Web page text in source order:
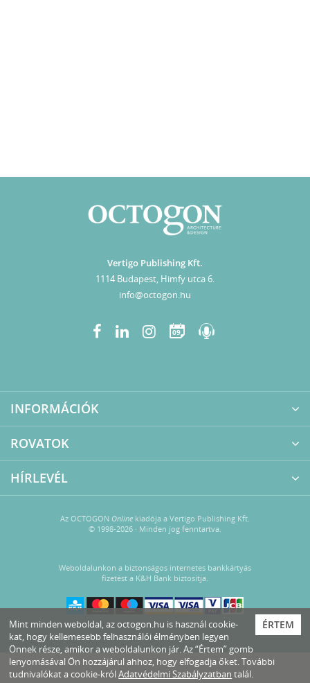
Vertigo Publishing Kft.
1114 Budapest, Himfy utca 6.
info@octogon.hu
09
INFORMÁCIÓK
ROVATOK
HÍRLEVÉL
Az OCTOGON Online kiadója a Vertigo Publishing Kft.
© 1998-2026 · Minden jog fenntartva.
Weboldalunkon a biztonságos internetes bankkártyás
fizetést a K&H Bank biztosítja.
ÉRTEM
Mint minden weboldal, az octogon.hu is használ cookie-
kat, hogy kellemesebb felhasználói élményben legyen
Önnek része, amikor a weboldalunkon jár. Az “Értem” gomb
lenyomásával Ön hozzájárul ahhoz, hogy elfogadja őket. További
tudnivalókat a cookie-królAdatvédelmi Szabályzatban talál.